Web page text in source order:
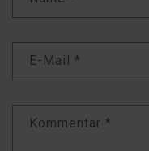
E-Mail *
Kommentar *